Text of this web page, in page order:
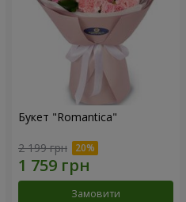
Букет "Romantica"
2 199 грн
Замовити